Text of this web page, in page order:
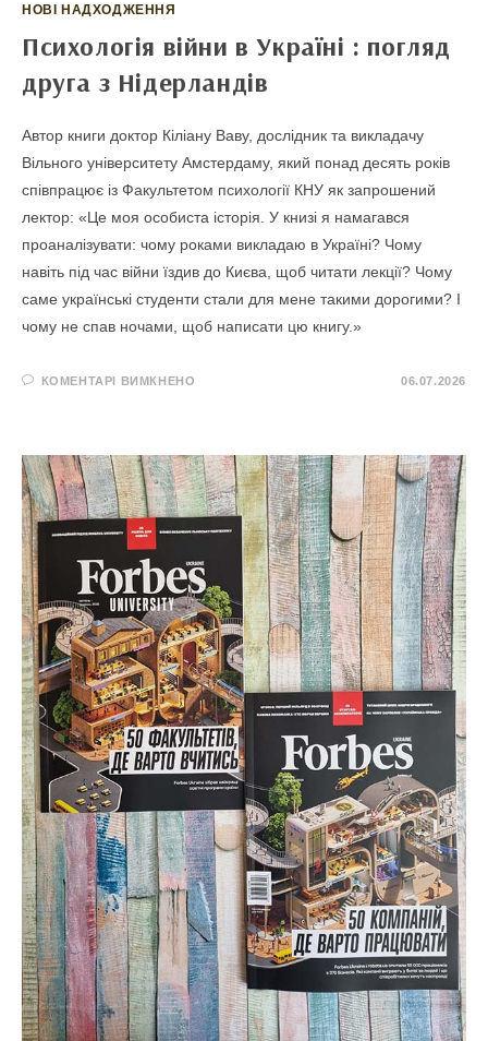
НОВІ НАДХОДЖЕННЯ
Психологія війни в Україні : погляд
друга з Нідерландів
Автор книги доктор Кіліану Ваву, дослідник та викладачу
Вільного університету Амстердаму, який понад десять років
співпрацює із Факультетом психології КНУ як запрошений
лектор: «Це моя особиста історія. У книзі я намагався
проаналізувати: чому роками викладаю в Україні? Чому
навіть під час війни їздив до Києва, щоб читати лекції? Чому
саме українські студенти стали для мене такими дорогими? І
чому не спав ночами, щоб написати цю книгу.»
КОМЕНТАРІ ВИМКНЕНО
ПОГЛЯД
ДРУГА
З
НІДЕРЛАНДІВ
06.07.2026